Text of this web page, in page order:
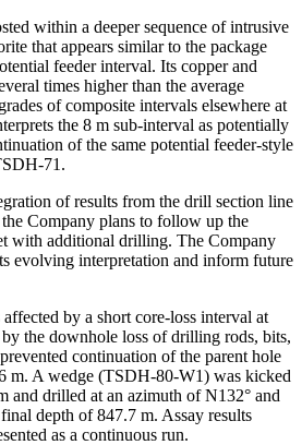
within a deeper sequence of intrusive
that appears similar to the package
feeder interval. Its copper and
times higher than the average
of composite intervals elsewhere at
the 8 m sub-interval as potentially
of the same potential feeder-style
71.
of results from the drill section line
Company plans to follow up the
with additional drilling. The Company
evolving interpretation and inform future
by a short core-loss interval at
the downhole loss of drilling rods, bits,
continuation of the parent hole
m. A wedge (TSDH-80-W1) was kicked
and drilled at an azimuth of N132° and
depth of 847.7 m. Assay results
as a continuous run.